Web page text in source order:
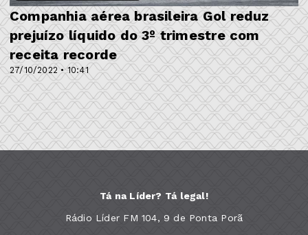
27/10/2022 • 10:41
Companhia aérea brasileira Gol reduz
prejuízo líquido do 3º trimestre com
receita recorde
Tá na Líder? Tá legal!
Rádio Líder FM 104, 9 de Ponta Porã